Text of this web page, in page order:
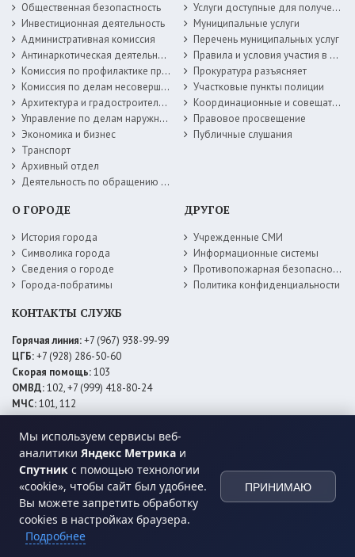
Мы используем сервисы веб-
аналитики Яндекс Метрика и
Спутник с помощью технологии
«cookie», чтобы сайт был удобнее.
Вы можете запретить обработку
cookies в настройках браузера.
Подробнее
ПРИНИМАЮ
Общественная безопастность
Инвестиционная деятельность
Административная комиссия
Антинаркотическая деятельность
Комиссия по профилактике правонарушений
Комиссия по делам несовершеннолетних
Архитектура и градостроительство
Управление по делам наружной рекламы
Экономика и бизнес
Транспорт
Архивный отдел
Деятельность по обращению с животными без владельцев
Услуги доступные для получения в электронной форме
Муниципальные услуги
Перечень муниципальных услуг
Правила и условия участия в жилищных программах
Прокуратура разъясняет
Участковые пункты полиции
Координационные и совещательные органы
Правовое просвещение
Публичные слушания
О ГОРОДЕ
История города
Символика города
Сведения о городе
Города-побратимы
ДРУГОЕ
Учрежденные СМИ
Информационные системы
Противопожарная безопасность
Политика конфиденциальности
КОНТАКТЫ СЛУЖБ
Горячая линия:+7 (967) 938-99-99
ЦГБ:+7 (928) 286-50-60
Скорая помощь:103
ОМВД:102, +7 (999) 418-80-24
МЧС:101, 112
ЕДДС:+7 (928) 576-09-83
Электросети:+7 (800) 220-02-20
Даггаз:+7 (928) 980-64-04
Горводоснаб: +7 (928) 559-59-74
Теплоснаб: +7 (928) 873-27-09
МФЦ:+7 (938) 777-82-44
© 2026 Администрация